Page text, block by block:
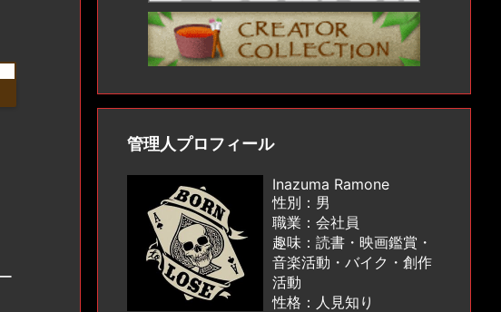
管理人プロフィール
Inazuma Ramone
性別：男
職業：会社員
趣味：読書・映画鑑賞・
音楽活動・バイク・創作
活動
性格：人見知り